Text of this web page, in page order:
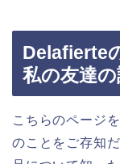
Delafierte
私の友達
こちらのページ
のことをご存知